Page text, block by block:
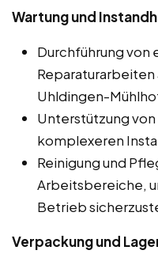
Wartung und
Durchführung von
Reparaturarbeiten
Uhldingen-
Unterstützung
komplexeren
Reinigung und
Arbeitsbereiche,
Betrieb
Verpackung und